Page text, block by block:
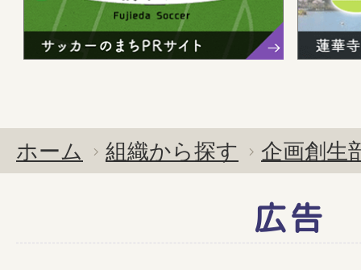
ホーム 組織から探す 企画創生
広告